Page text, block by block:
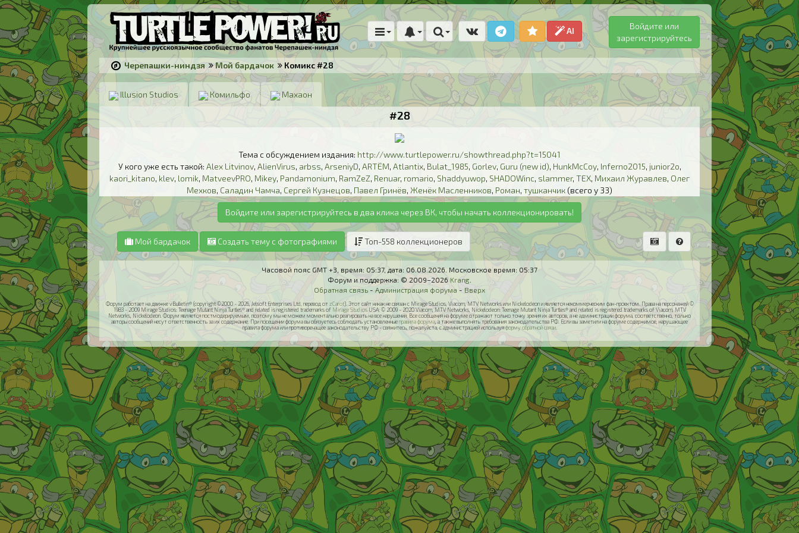
AI
Войдите или
зарегистрируйтесь
Черепашки-ниндзя Мой бардачок Комикс #28
Illusion Studios Комильфо Махаон
#28
Тема с обсуждением издания: http://www.turtlepower.ru/showthread.php?t=15041
У кого уже есть такой: Alex Litvinov, AlienVirus, arbss, ArseniyD, ARTЁM, Atlantix, Bulat_1985, Gorlev, Guru (new id), HunkMcCoy, Inferno2015, junior2o,
kaori_kitano, klev, lomik, MatveevPRO, Mikey, Pandamonium, RamZeZ, Renuar, romario, Shaddyuwop, SHADOWinc, slammer, TEX, Михаил Журавлев, Олег
Мехков, Саладин Чамча, Сергей Кузнецов, Павел Гринёв, Женёк Масленников, Роман, тушканчик (всего у 33)
Войдите или зарегистрируйтесь в два клика через ВК, чтобы начать коллекционировать!
Мой бардачок Создать тему с фотографиями Топ-558 коллекционеров
Часовой пояс GMT +3, время: 05:37, дата: 06.08.2026 . Московское время: 05:37
Форум и поддержка: © 2009–2026 Krang
Обратная связь - Администрация форума - Вверх
Форум работает на движке vBulletin® (copyright ©2000 - 2026, Jelsoft Enterprises Ltd, перевод отzCarot). Этот сайт никак не связан с Mirage Studios, Viacom, MTV Networks или Nickelodeon и является некоммерческим фан-проектом. Права на персонажей ©
1983 - 2009 Mirage Studios: Teenage Mutant Ninja Turtles® and related is registered trademarks of Mirage StudiosUSA; © 2009 - 2020 Viacom, MTV Networks, Nickelodeon: Teenage Mutant Ninja Turtles® and related is registered trademarks of Viacom, MTV
Networks, Nickelodeon. Форум является постмодерируемым, поэтому мы не можем моментально реагировать на все нарушения. Все сообщения на форуме отражают только точку зрения их авторов, а не администрации форума, соответственно, только
авторы сообщений несут ответственность за их содержание. При посещении форума вы обязуетесь соблюдать установленныеправила форума , а также выполнять требования законодательства РФ. Если вы заметили на форуме содержимое, нарушающее
правила форума или противоречащее законодательству РФ - свяжитесь, пожалуйста, с администрацией используяформу обратной связи.